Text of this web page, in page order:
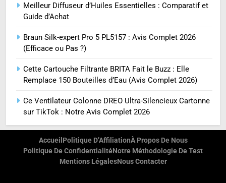
Meilleur Diffuseur d’Huiles Essentielles : Comparatif et
Guide d’Achat
Braun Silk-expert Pro 5 PL5157 : Avis Complet 2026
(Efficace ou Pas ?)
Cette Cartouche Filtrante BRITA Fait le Buzz : Elle
Remplace 150 Bouteilles d’Eau (Avis Complet 2026)
Ce Ventilateur Colonne DREO Ultra-Silencieux Cartonne
sur TikTok : Notre Avis Complet 2026
Accueil Politique D’AffiliationÀ Propos De Nous
Politique De ConfidentialitéNotre Méthodologie De Test
Mentions LégalesNous Contacter